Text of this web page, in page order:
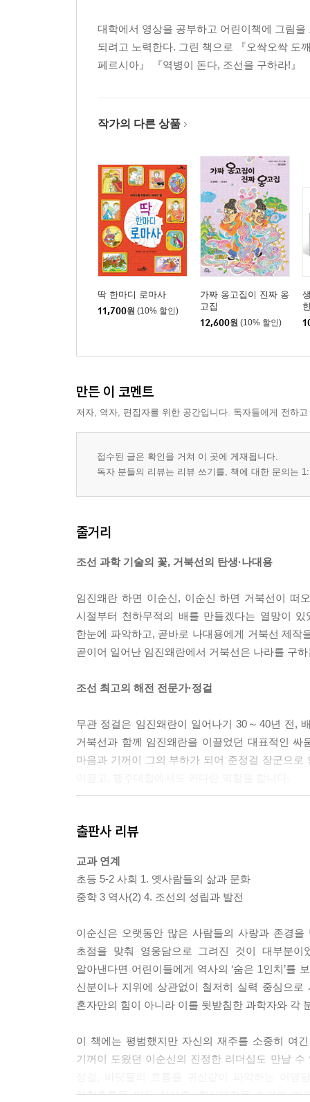
대학에서 영상을 공부하고 어린이책에 그림
되려고 노력한다. 그린 책으로 『오싹오싹 도
페르시아』 『역병이 돈다, 조선을 구하라!』
작가의 다른 상품
딱 한마디 로마사
11,700원 (10% 할인)
가짜 옹고집이 진짜 옹
고집
12,600원 (10% 할인)
만든 이 코멘트
저자, 역자, 편집자를 위한 공간입니다. 독자들에게 전하
접수된 글은 확인을 거쳐 이 곳에 게재됩니다.
독자 분들의 리뷰는 리뷰 쓰기를, 책에 대한 문의는
줄거리
조선 과학 기술의 꽃, 거북선의 탄생·나대용
임진왜란 하면 이순신, 이순신 하면 거북선이 떠
시절부터 천하무적의 배를 만들겠다는 열망이
한눈에 파악하고, 곧바로 나대용에게 거북선 제
곧이어 일어난 임진왜란에서 거북선은 나라를 구
조선 최고의 해전 전문가·정걸
무관 정걸은 임진왜란이 일어나기 30～40년 전,
거북선과 함께 임진왜란을 이끌었던 대표적인
마음과 기꺼이 그의 부하가 되어 준정걸 장군으
이순신을 만든 숨은 영웅입니다. 물길 전문가를
마련합니다. 어영담은 이후 31인의 특공대를 조직
전쟁이 한창 진행될 무렵 조선 수군에 화약이 떨
이용하는 발상을 하기도 하고, 봉수대를 마치 예
기록을 근거로 수없이 많은 실험을 거듭한 끝에
임진왜란 당시 일본의 무기는 조총이었습니다.
출판사 리뷰
교과 연계
초등 5-2 사회 1. 옛사람들의 삶과 문화
중학 3 역사(2) 4. 조선의 성립과 발전
이순신은 오랫동안 많은 사람들의 사랑과 존경
초점을 맞춰 영웅담으로 그려진 것이 대부분
알아낸다면 어린이들에게 역사의 ‘숨은 1인치’를
신분이나 지위에 상관없이 철저히 실력 중심으
혼자만의 힘이 아니라 이를 뒷받침한 과학자와 각
이 책에는 평범했지만 자신의 재주를 소중히 여
기꺼이 도왔던 이순신의 진정한 리더십도 만날
정철총통을 만든 정사준, 한산대첩을 승리로